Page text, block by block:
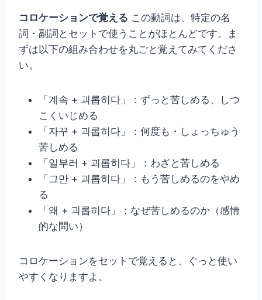
コロケーションで覚える この動詞は、特定の名
詞・副詞とセットで使うことがほとんどです。ま
ずは以下の組み合わせを丸ごと覚えてみてくださ
い。
「계속 + 괴롭히다」：ずっと苦しめる、しつ
こくいじめる
「자꾸 + 괴롭히다」：何度も・しょっちゅう
苦しめる
「일부러 + 괴롭히다」：わざと苦しめる
「그만 + 괴롭히다」：もう苦しめるのをやめ
る
「왜 + 괴롭히다」：なぜ苦しめるのか（感情
的な問い）
コロケーションをセットで覚えると、ぐっと使い
やすくなりますよ。